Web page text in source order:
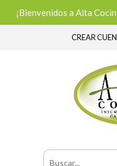
¡Bienvenidos a Alta
CREAR